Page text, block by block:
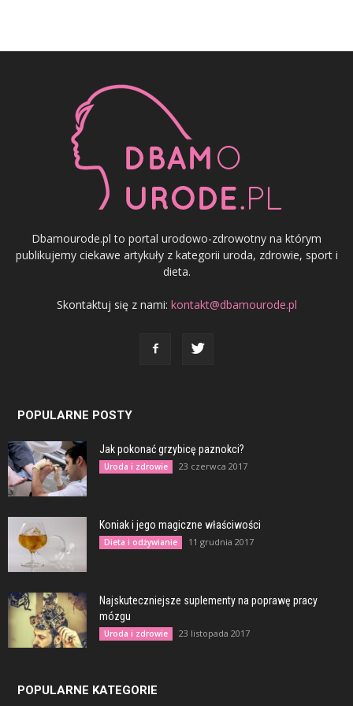
Dbamourode.pl to portal urodowo-zdrowotny na którym
publikujemy ciekawe artykuły z kategorii uroda, zdrowie, sport i
dieta.
Skontaktuj się z nami: kontakt@dbamourode.pl
POPULARNE POSTY
Jak pokonać grzybicę paznokci?
Uroda i zdrowie 23 czerwca 2017
Koniak i jego magiczne właściwości
Dieta i odżywianie 11 grudnia 2017
Najskuteczniejsze suplementy na poprawę pracy
mózgu
Uroda i zdrowie 23 listopada 2017
POPULARNE KATEGORIE